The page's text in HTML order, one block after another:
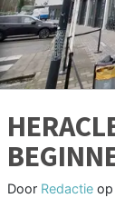
Door Redactie op